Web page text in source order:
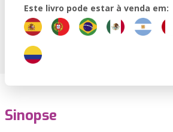
Este livro pode estar à venda em:
Sinopse